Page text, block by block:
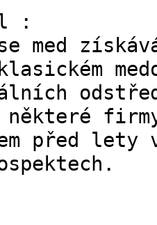
:
med
některé
před lety